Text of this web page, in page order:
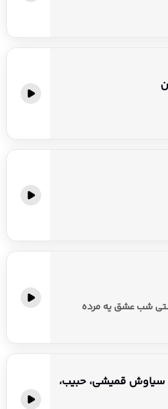
شب عشق یه مرده
سیاوش قمیشی، حبیب،